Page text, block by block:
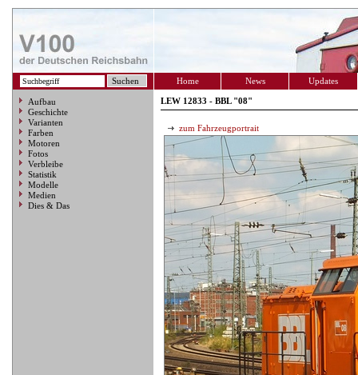
Home News Updates
Aufbau
Geschichte
Varianten
Farben
Motoren
Fotos
Verbleibe
Statistik
Modelle
Medien
Dies & Das
LEW 12833 - BBL "08"
zum Fahrzeugportrait